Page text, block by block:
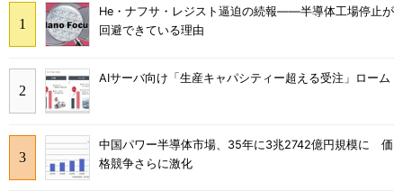
He・ナフサ・レジスト逼迫の続報――半導体工場停止が
回避できている理由
AIサーバ向け「生産キャパシティー超える受注」ローム
中国パワー半導体市場、35年に3兆2742億円規模に 価
格競争さらに激化